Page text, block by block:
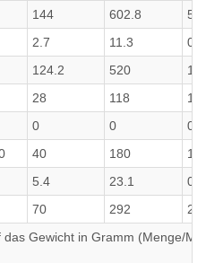
144 602.8
2.7 11.3
124.2 520
28 118
1.3
0 0
0
40 180
1
5.4 23.1
70 292
2
Gewicht in Gramm (Menge/